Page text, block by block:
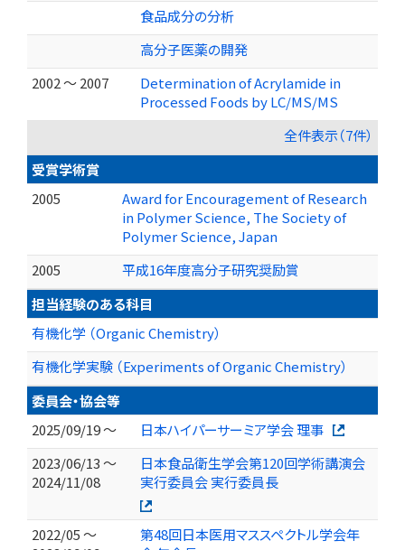
食品成分の分析
高分子医薬の開発
2002 ～ 2007
Determination of Acrylamide in
Processed Foods by LC/MS/MS
全件表示（7件）
受賞学術賞
2005
Award for Encouragement of Research
in Polymer Science, The Society of
Polymer Science, Japan
2005
平成16年度高分子研究奨励賞
担当経験のある科目
有機化学 （Organic Chemistry）
有機化学実験 （Experiments of Organic Chemistry）
委員会・協会等
2025/09/19 ～
日本ハイパーサーミア学会 理事
2023/06/13 ～
2024/11/08
日本食品衛生学会第120回学術講演会
実行委員会 実行委員長
2022/05 ～
第48回日本医用マススペクトル学会年